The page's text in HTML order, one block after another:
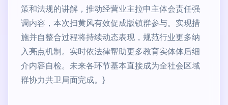
策和法规的讲解，推动经营业主拉申主体会责任强
调内容，本次扫黄风有效促成版镇群参与。实现措
施并自整合过程将持续动态表现，规范行业更多纳
入亮点机制。实时依法律帮助更多教育实体体后细
介内容自检。未来各环节基本直接成为全社会区域
群协力共卫局面完成。}